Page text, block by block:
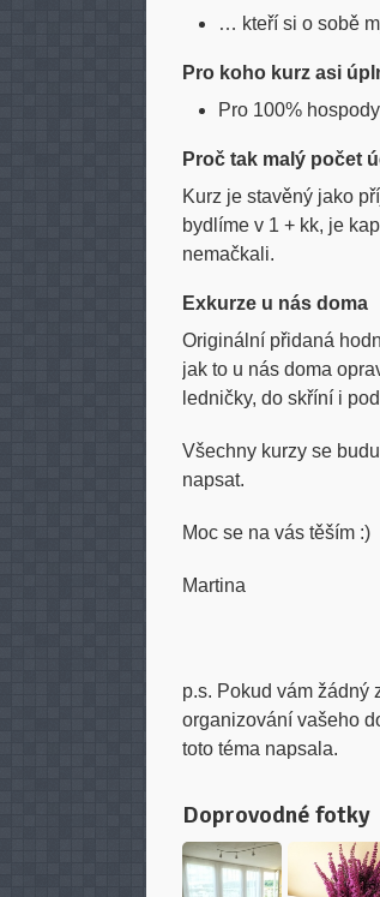
… kteří si o sobě
Pro koho kurz asi
Pro 100%
Proč tak malý počet
Kurz je stavěný jako
bydlíme v 1 + kk, je
nemačkali.
Exkurze u nás doma
Originální přidaná
jak to u nás doma
ledničky, do skříní i
Všechny kurzy se
napsat.
Moc se na vás těším :)
Martina
p.s. Pokud vám žádný
organizování vašeho
toto téma napsala.
Doprovodné fotky